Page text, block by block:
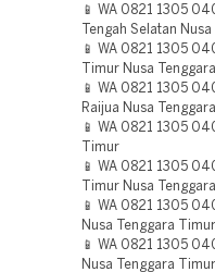
📱 WA 0821 1305
Tengah Selatan
📱 WA 0821 1305
Timur Nusa
📱 WA 0821 1305
Raijua Nusa
📱 WA 0821 1305
Timur
📱 WA 0821 1305
Timur Nusa
📱 WA 0821 1305
Nusa Tenggara Timur
📱 WA 0821 1305
Nusa Tenggara Timur